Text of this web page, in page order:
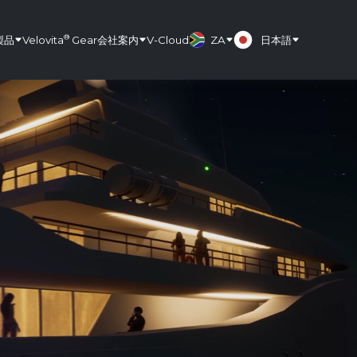
品 Velovita® Gear会社案内 V-Cloud ZA 日本語